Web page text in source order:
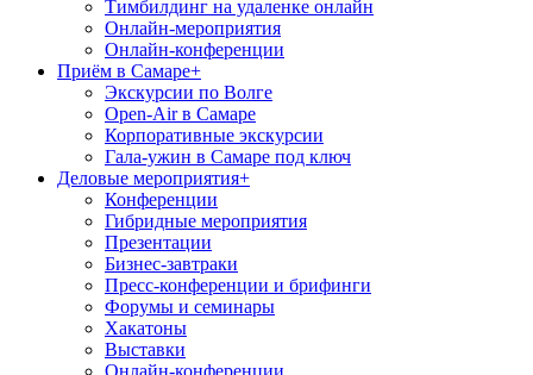
Тимбилдинг на удаленке онлайн
Онлайн-мероприятия
Онлайн-конференции
Приём в Самаре+
Экскурсии по Волге
Open-Air в Самаре
Корпоративные экскурсии
Гала-ужин в Самаре под ключ
Деловые мероприятия+
Конференции
Гибридные мероприятия
Презентации
Бизнес-завтраки
Пресс-конференции и брифинги
Форумы и семинары
Хакатоны
Выставки
Онлайн-конференции